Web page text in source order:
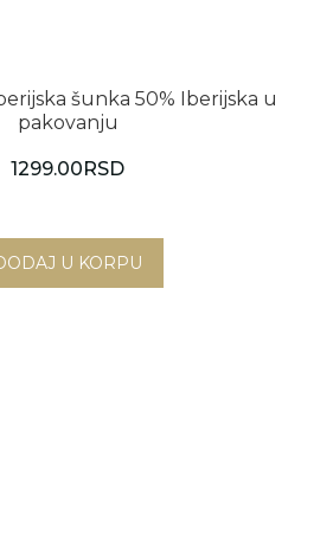
šunka 50% Iberijska u
pakovanju
1299.00RSD